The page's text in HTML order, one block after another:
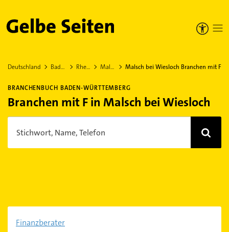
Gelbe Seiten
Deutschland Baden-Württemberg Rhein-Neckar-Kreis Malsch bei Wiesloch Malsch bei Wiesloch Branchen mit F
BRANCHENBUCH BADEN-WÜRTTEMBERG
Branchen mit F in Malsch bei Wiesloch
Stichwort, Name, Telefon
Finanzberater